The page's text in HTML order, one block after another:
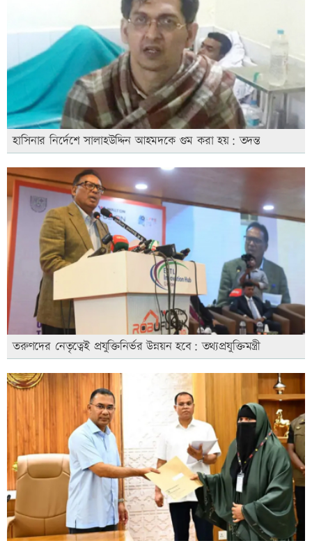
হাসিনার নির্দেশে সালাহউদ্দিন আহমদকে গুম করা হয়: তদন্ত
তরুণদের নেতৃত্বেই প্রযুক্তিনির্ভর উন্নয়ন হবে: তথ্যপ্রযুক্তিমন্ত্রী